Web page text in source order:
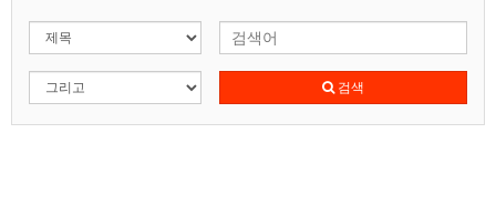
검색